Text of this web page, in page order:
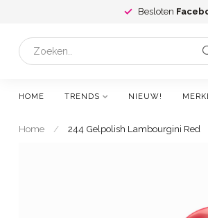
Besloten
HOME TRENDS NIEUW!
Home / 244 Gelpolish Lambourgini Red